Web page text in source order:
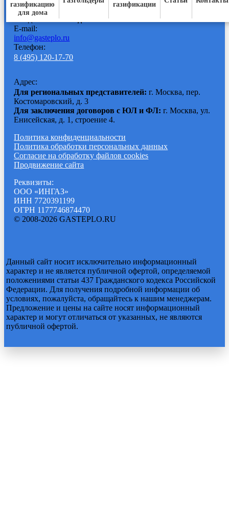
газификацию
для дома
газификации
Время работы:
Ежедневно с
E-mail:
info@gasteplo.ru
Телефон:
8 (495) 120-17-70
Адрес:
Для региональных представителей: г. Москва, пер.
Костомаровский, д. 3
Для заключения договоров с ЮЛ и ФЛ:г. Москва, ул.
Енисейская, д. 1, строение 4.
Политика конфиденциальности
Политика обработки персональных данных
Согласие на обработку файлов cookies
Продвижение сайта
Реквизиты:
ООО «ИНГАЗ»
ИНН 7720391199
ОГРН 1177746874470
© 2008-2026 GASTEPLO.RU
Данный сайт носит исключительно информационный
характер и не является публичной офертой, определяемой
положениями статьи 437 Гражданского кодекса Российской
Федерации. Для получения подробной информации об
условиях, пожалуйста, обращайтесь к нашим менеджерам.
Предложение и цены на сайте носят информационный
характер и могут отличаться от указанных, не являются
публичной офертой.